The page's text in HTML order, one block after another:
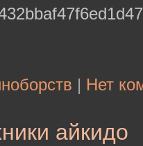
| Нет
айкидо